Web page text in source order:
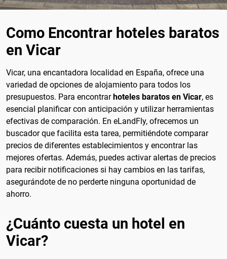
Como Encontrar hoteles baratos
en Vicar
Vicar, una encantadora localidad en España, ofrece una
variedad de opciones de alojamiento para todos los
presupuestos. Para encontrar hoteles baratos en Vicar, es
esencial planificar con anticipación y utilizar herramientas
efectivas de comparación. En eLandFly, ofrecemos un
buscador que facilita esta tarea, permitiéndote comparar
precios de diferentes establecimientos y encontrar las
mejores ofertas. Además, puedes activar alertas de precios
para recibir notificaciones si hay cambios en las tarifas,
asegurándote de no perderte ninguna oportunidad de
ahorro.
¿Cuánto cuesta un hotel en
Vicar?